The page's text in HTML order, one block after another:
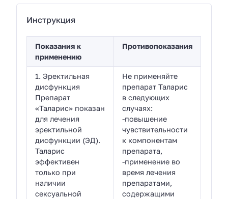
Инструкция
Показания к
применению
Противопоказания
1. Эректильная
дисфункция
Препарат
«Таларис» показан
для лечения
эректильной
дисфункции (ЭД).
Таларис
эффективен
только при
наличии
сексуальной
Не применяйте
препарат Таларис
в следующих
случаях:
-повышение
чувствительности
к компонентам
препарата,
-применение во
время лечения
препаратами,
содержащими